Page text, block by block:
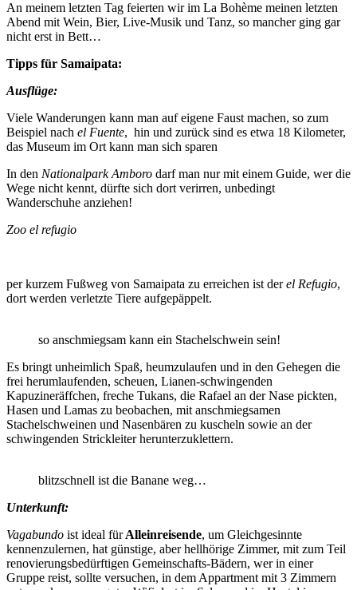
An meinem letzten Tag feierten wir im La Bohème meinen letzten
Abend mit Wein, Bier, Live-Musik und Tanz, so mancher ging gar
nicht erst in Bett…
Tipps für Samaipata:
Ausflüge:
Viele Wanderungen kann man auf eigene Faust machen, so zum
Beispiel nach el Fuente, hin und zurück sind es etwa 18 Kilometer,
das Museum im Ort kann man sich sparen
In den Nationalpark Amboro darf man nur mit einem Guide, wer die
Wege nicht kennt, dürfte sich dort verirren, unbedingt
Wanderschuhe anziehen!
Zoo el refugio
per kurzem Fußweg von Samaipata zu erreichen ist derel Refugio,
dort werden verletzte Tiere aufgepäppelt.
so anschmiegsam kann ein Stachelschwein sein!
Es bringt unheimlich Spaß, heumzulaufen und in den Gehegen die
frei herumlaufenden, scheuen, Lianen-schwingenden
Kapuzineräffchen, freche Tukans, die Rafael an der Nase pickten,
Hasen und Lamas zu beobachen, mit anschmiegsamen
Stachelschweinen und Nasenbären zu kuscheln sowie an der
schwingenden Strickleiter herunterzuklettern.
blitzschnell ist die Banane weg…
Unterkunft:
Vagabundo ist ideal fürAlleinreisende, um Gleichgesinnte
kennenzulernen, hat günstige, aber hellhörige Zimmer, mit zum Teil
renovierungsbedürftigen Gemeinschafts-Bädern, wer in einer
Gruppe reist, sollte versuchen, in dem Appartment mit 3 Zimmern